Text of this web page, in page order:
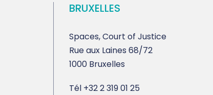
BRUXELLES
Spaces, Court of Justice
Rue aux Laines 68/72
1000 Bruxelles
Tél +32 2 319 01 25